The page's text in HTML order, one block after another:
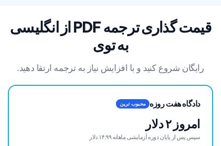
قیمت گذاری ترجمه PDF از انگلیسی
به توی
رایگان شروع کنید و با افزایش نیاز به ترجمه ارتقا دهید.
دادگاه هفت روزه محبوب ترین
امروز ۲ دلار
سپس پس از پایان دوره آزمایشی ماهانه ۱۴.۹۹ دلار